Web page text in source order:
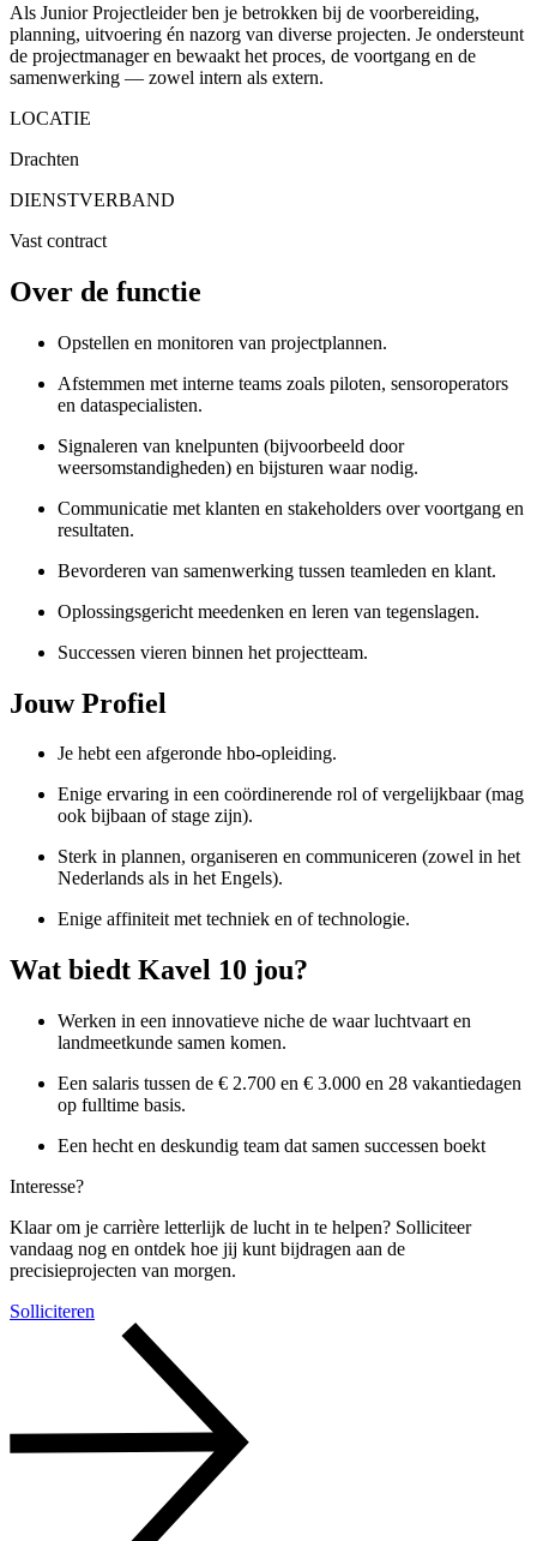
Als Junior Projectleider ben je betrokken bij de voorbereiding,
planning, uitvoering én nazorg van diverse projecten. Je ondersteunt
de projectmanager en bewaakt het proces, de voortgang en de
samenwerking — zowel intern als extern.
LOCATIE
Drachten
DIENSTVERBAND
Vast contract
Over de functie
Opstellen en monitoren van projectplannen.
Afstemmen met interne teams zoals piloten, sensoroperators
en dataspecialisten.
Signaleren van knelpunten (bijvoorbeeld door
weersomstandigheden) en bijsturen waar nodig.
Communicatie met klanten en stakeholders over voortgang en
resultaten.
Bevorderen van samenwerking tussen teamleden en klant.
Oplossingsgericht meedenken en leren van tegenslagen.
Successen vieren binnen het projectteam.
Jouw Profiel
Je hebt een afgeronde hbo-opleiding.
Enige ervaring in een coördinerende rol of vergelijkbaar (mag
ook bijbaan of stage zijn).
Sterk in plannen, organiseren en communiceren (zowel in het
Nederlands als in het Engels).
Enige affiniteit met techniek en of technologie.
Wat biedt Kavel 10 jou?
Werken in een innovatieve niche de waar luchtvaart en
landmeetkunde samen komen.
Een salaris tussen de € 2.700 en € 3.000 en 28 vakantiedagen
op fulltime basis.
Een hecht en deskundig team dat samen successen boekt
Interesse?
Klaar om je carrière letterlijk de lucht in te helpen? Solliciteer
vandaag nog en ontdek hoe jij kunt bijdragen aan de
precisieprojecten van morgen.
Solliciteren